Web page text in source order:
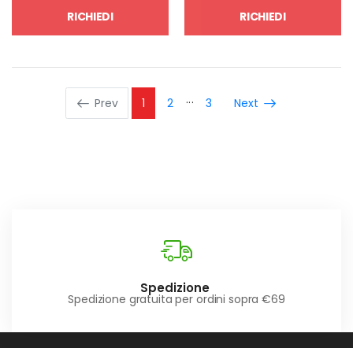
RICHIEDI RICHIEDI
Prev 1 2 3 Next
Spedizione
Spedizione gratuita per ordini sopra €69